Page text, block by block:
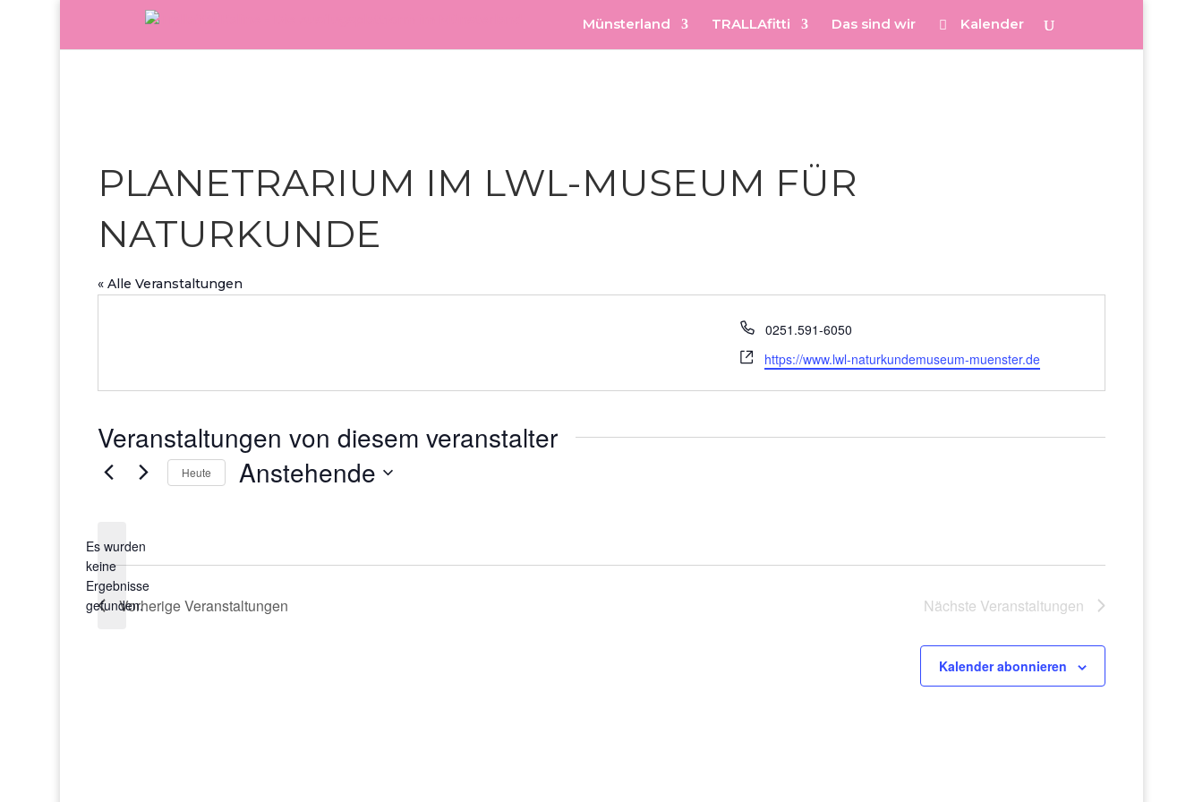
Münsterland TRALLAfitti Das sind wir Kalender
PLANETRARIUM IM LWL-MUSEUM FÜR
NATURKUNDE
« Alle Veranstaltungen
Telefon
0251.591-6050
Webseite
https://www.lwl-naturkundemuseum-muenster.de
Veranstaltungen von diesem veranstalter
Hinweis
Es wurden
keine
Ergebnisse
gefunden.
Heute Anstehende
VorherigeVeranstaltungen Nächste Veranstaltungen
Kalender abonnieren